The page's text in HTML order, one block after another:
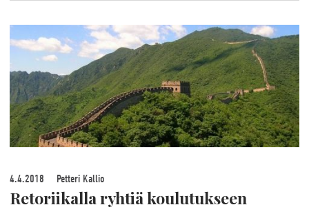
4.4.2018 Petteri Kallio
Retoriikalla ryhtiä koulutukseen